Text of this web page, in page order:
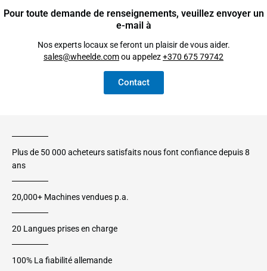
Pour toute demande de renseignements, veuillez envoyer un
e-mail à
Nos experts locaux se feront un plaisir de vous aider.
sales@wheelde.comou appelez+370 675 79742
Contact
Plus de 50 000 acheteurs satisfaits nous font confiance depuis 8
ans
20,000+ Machines vendues p.a.
20 Langues prises en charge
100% La fiabilité allemande